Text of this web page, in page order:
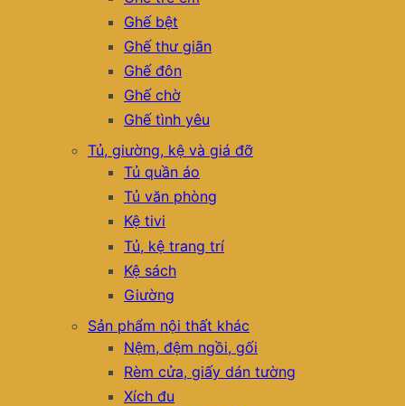
Ghế bệt
Ghế thư giãn
Ghế đôn
Ghế chờ
Ghế tình yêu
Tủ, giường, kệ và giá đỡ
Tủ quần áo
Tủ văn phòng
Kệ tivi
Tủ, kệ trang trí
Kệ sách
Giường
Sản phẩm nội thất khác
Nệm, đệm ngồi, gối
Rèm cửa, giấy dán tường
Xích đu